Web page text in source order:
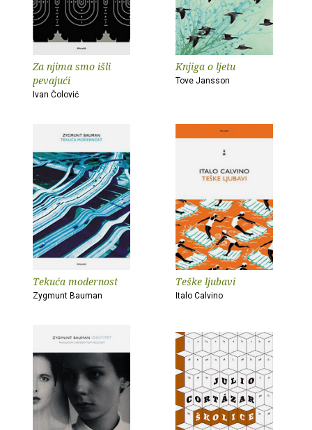
Za njima smo išli
pevajući
Ivan Čolović
Knjiga o ljetu
Tove Jansson
Tekuća modernost
Zygmunt Bauman
Teške ljubavi
Italo Calvino